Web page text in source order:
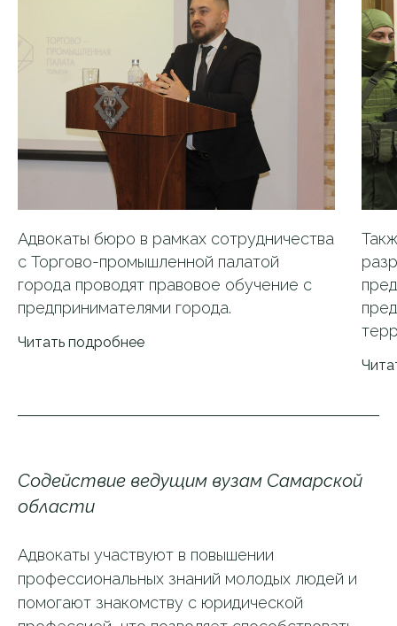
Адвокаты бюро в рамках сотрудничества
с Торгово-промышленной палатой
города проводят правовое обучение с
предпринимателями города.
Читать подробнее
Содействие ведущим вузам Самарской
области
Адвокаты участвуют в повышении
профессиональных знаний молодых людей и
помогают знакомству с юридической